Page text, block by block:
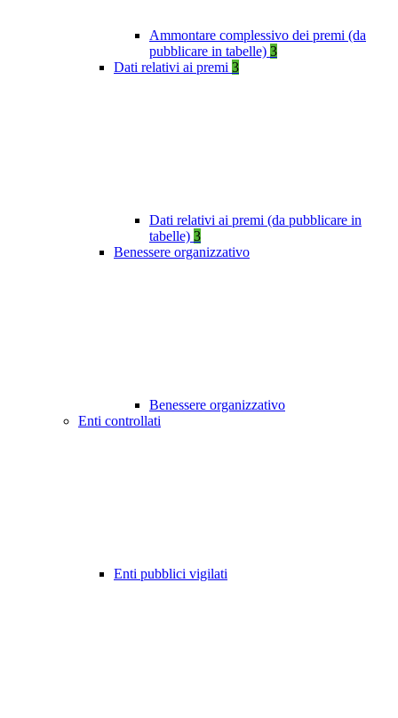
Ammontare complessivo dei premi (da
pubblicare in tabelle) 3
Dati relativi ai premi 3
Dati relativi ai premi (da pubblicare in
tabelle) 3
Benessere organizzativo
Benessere organizzativo
Enti controllati
Enti pubblici vigilati